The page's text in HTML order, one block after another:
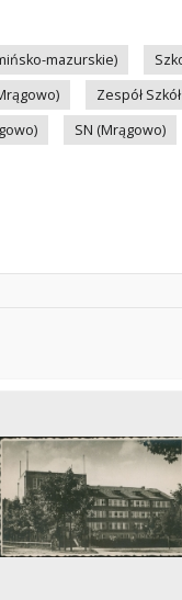
mazurskie)
Zespół
SN (Mrągowo)